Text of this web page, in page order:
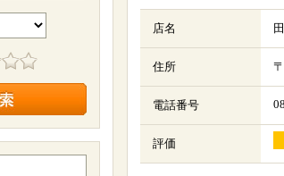
店名
住所 〒
電話番号
評価